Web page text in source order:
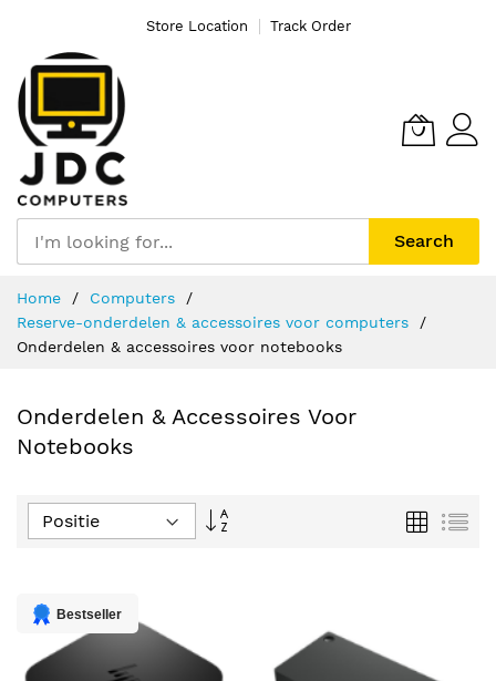
Store Location Track Order
Search
naar
de
inhoud
Home
Computers
Reserve-onderdelen & accessoires voor computers
Onderdelen & accessoires voor notebooks
Onderdelen & Accessoires Voor
Notebooks
Van
Foto-
tabel
Bestseller